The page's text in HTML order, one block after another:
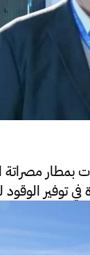
بمطار مصراتة
توفير